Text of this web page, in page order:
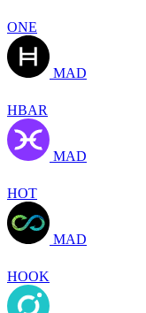
ONE
MAD
HBAR
MAD
HOT
MAD
HOOK